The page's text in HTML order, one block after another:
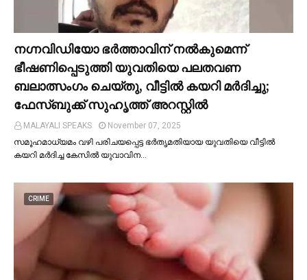
നഗ്നവിഡിയോ ഭര്‍ത്താവിന് നല്‍കുമെന്ന്
ഭീഷണിപ്പെടുത്തി യുവതിയെ പലതവണ
ബലാത്സംഗം ചെയ്തു, വീട്ടില്‍ കയറി മര്‍ദിച്ചു;
ഫേസ്ബുക്ക് സുഹൃത്ത് അറസ്റ്റില്‍
MALAYALI SPEAKS
November 07, 2025
സമൂഹമാധ്യമം വഴി പരിചയപ്പെട്ട ഭർതൃമതിയായ യുവതിയെ വീട്ടില്‍
കയറി മർദിച്ച കേസില്‍ യുവാവിന…
CRIME